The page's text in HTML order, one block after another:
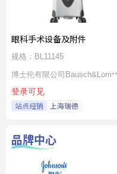
眼科手术设备及附件
规格：BL11145
博士伦有限公司Bausch&Lomb
Incorporated
登录可见
站点经销 上海瑞德
品牌中心